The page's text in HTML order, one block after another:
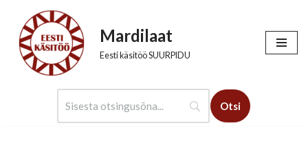
Skip
to
content
Mardilaat
Eesti käsitöö SUURPIDU